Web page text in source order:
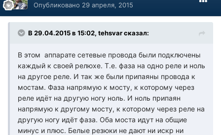
Опубликовано 29 апреля, 2015
В 29.04.2015 в 15:02, tehsvar сказал:
В этом аппарате сетевые провода были подключены
каждый к своей релюхе. Т.е. фаза на одно реле и ноль
на другое реле. И так же были припаяны провода к
мостам. Фаза напрямую к мосту, к которому через
реле идёт на другую ногу ноль. И ноль припаян
напрямую к другому мосту, к которому через реле на
другую ногу идёт фаза. Оба моста идут на общие
минус и плюс. Белые резюки не дают ни искр ни